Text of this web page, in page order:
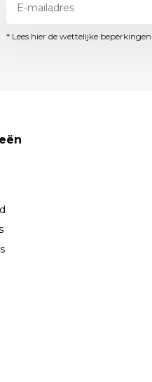
* Lees hier de wettelijke beperkingen